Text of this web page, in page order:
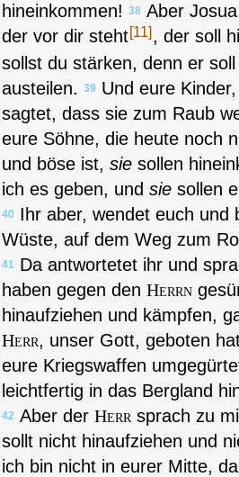
hineinkommen! 38 Aber
der vor dir steht[11] , der soll
sollst du stärken, denn er
austeilen. 39 Und eure
sagtet, dass sie zum Raub
eure Söhne, die heute noch
und böse ist,sie sollen
ich es geben, undsie sollen
40 Ihr aber, wendet euch und
Wüste, auf dem Weg zum
41 Da antwortetet ihr und
haben gegen denHerrn
hinaufziehen und kämpfen,
Herr, unser Gott, geboten
eure Kriegswaffen
leichtfertig in das Bergland
42 Aber derHerrsprach zu
sollt nicht hinaufziehen und
ich bin nicht in eurer Mitte,